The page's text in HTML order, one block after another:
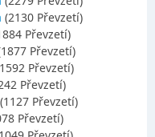
(2130 Převzetí)
Převzetí)
Převzetí)
Převzetí)
Převzetí)
(1127 Převzetí)
Převzetí)